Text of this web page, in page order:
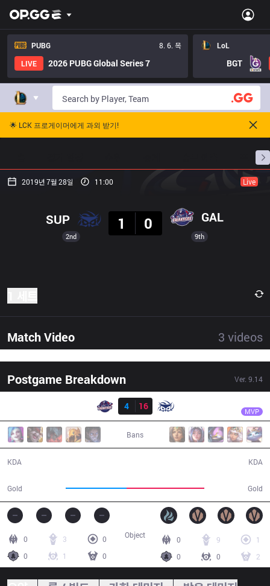
PUBG
8. 6. 목
LIVE
2026 PUBG Global Series 7
LoL
BGT
🌟 LCK 프로게이머에게 과외 받기!
프로빌
2019년 7월 28일 11:00 Live
2nd
SUP
1
0 GAL
9th
Match Video 3 videos
Postgame Breakdown Ver. 9.14
4
16 MVP
Bans
KDA
Gold Gold
KDA
0 3
0
0
1 0
0 9
1
0
0 2
Object